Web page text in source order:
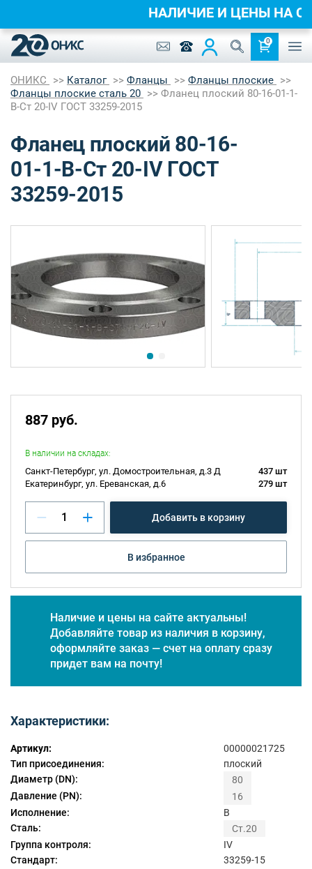
0
ОНИКС Каталог Фланцы
Фланцы плоские
Фланцы плоские сталь 20
Фланец плоский 80-16-01-1-
B-Ст 20-IV ГОСТ 33259-2015
Фланец плоский 80-16-
01-1-B-Ст 20-IV ГОСТ
33259-2015
887 руб.
В наличии на складах:
Санкт-Петербург, ул. Домостроительная, д.3 Д
437 шт
Екатеринбург, ул. Ереванская, д.6
279 шт
Добавить в корзину
В избранное
Наличие и цены на сайте актуальны!
Добавляйте товар из наличия в корзину,
оформляйте заказ — счет на оплату сразу
придет вам на почту!
Характеристики:
Артикул:
00000021725
Тип присоединения:
плоский
Диаметр (DN):
80
Давление (PN):
16
Исполнение:
B
Сталь:
Ст.20
Группа контроля:
IV
Стандарт:
33259-15
НАЛИЧИЕ И ЦЕНЫ